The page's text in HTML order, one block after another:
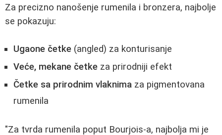
Za precizno nanošenje rumenila i bronzera, najbolje
se pokazuju:
Ugaone četke (angled) za konturisanje
Veće, mekane četke za prirodniji efekt
Četke sa prirodnim vlaknima za pigmentovana
rumenila
"Za tvrda rumenila poput Bourjois-a, najbolja mi je